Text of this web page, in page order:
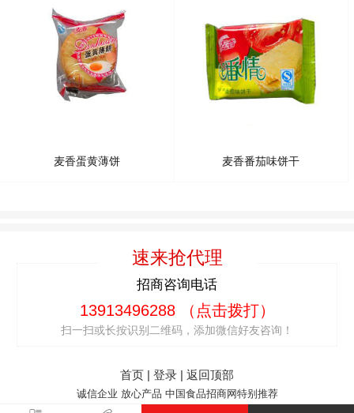
麦香蛋黄薄饼 麦香番茄味饼干
速来抢代理
招商咨询电话
13913496288（点击拨打）
扫一扫或长按识别二维码，添加微信好友咨询！
首页 | 登录 | 返回顶部
诚信企业 放心产品 中国食品招商网特别推荐